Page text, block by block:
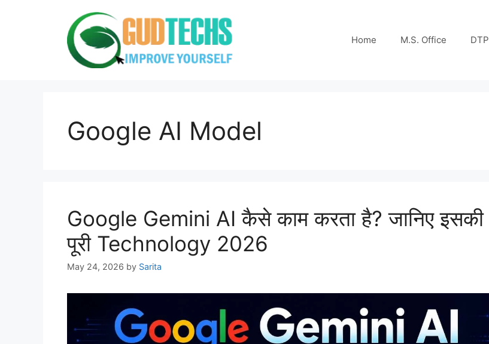
Home M.S. Office DTP
Google AI Model
Google Gemini AI कैसे काम करता है? जानिए इसकी
पूरी Technology 2026
May 24, 2026 by Sarita